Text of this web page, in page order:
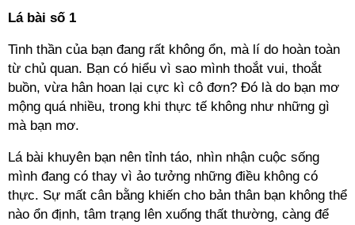
Lá bài số 1
Tinh thần của bạn đang rất không ổn, mà lí do hoàn toàn
từ chủ quan. Bạn có hiểu vì sao mình thoắt vui, thoắt
buồn, vừa hân hoan lại cực kì cô đơn? Đó là do bạn mơ
mộng quá nhiều, trong khi thực tế không như những gì
mà bạn mơ.
Lá bài khuyên bạn nên tỉnh táo, nhìn nhận cuộc sống
mình đang có thay vì ảo tưởng những điều không có
thực. Sự mất cân bằng khiến cho bản thân bạn không thể
nào ổn định, tâm trạng lên xuống thất thường, càng để